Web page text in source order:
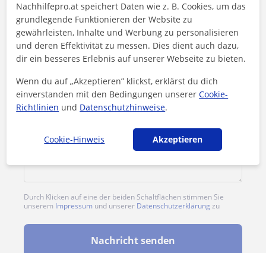
Durch Klicken auf eine der beiden Schaltflächen stimmen Sie
unserem Impressum und unserer Datenschutzerklärung zu
Nachricht senden
Nachhilfepro.at speichert Daten wie z. B. Cookies, um das
grundlegende Funktionieren der Website zu
gewährleisten, Inhalte und Werbung zu personalisieren
und deren Effektivität zu messen. Dies dient auch dazu,
dir ein besseres Erlebnis auf unserer Webseite zu bieten.
Wenn du auf „Akzeptieren” klickst, erklärst du dich
einverstanden mit den Bedingungen unsererCookie-
Richtlinien und Datenschutzhinweise.
Cookie-Hinweis Akzeptieren